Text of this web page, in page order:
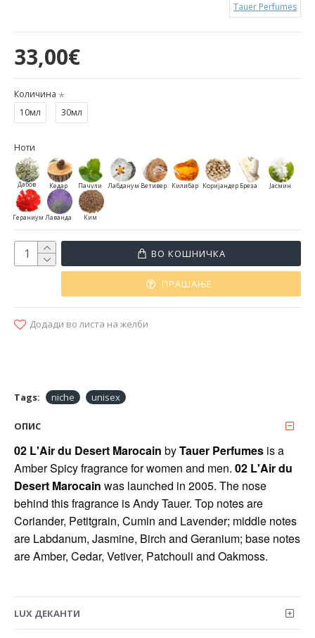
33,00€
Tauer Perfumes
Количина
10мл
30мл
Ноти
Дабов
мов
Кедар Пачули Лабданум Ветивер Килибар Коријандер Бреза Јасмин
Гераниум Лаванда Ким
ВО КОШНИЧКА
ПРАШАЊЕ
Додади во листа на желби
Tags: niche unisex
ОПИС
02 L'Air du Desert Marocain byTauer Perfumes is a
Amber Spicy fragrance for women and men. 02 L'Air du
Desert Marocain was launched in 2005. The nose
behind this fragrance is Andy Tauer. Top notes are
Coriander, Petitgrain, Cumin and Lavender; middle notes
are Labdanum, Jasmine, Birch and Geranium; base notes
are Amber, Cedar, Vetiver, Patchouli and Oakmoss.
LUX ДЕКАНТИ